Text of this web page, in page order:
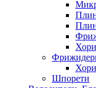
Шпорети